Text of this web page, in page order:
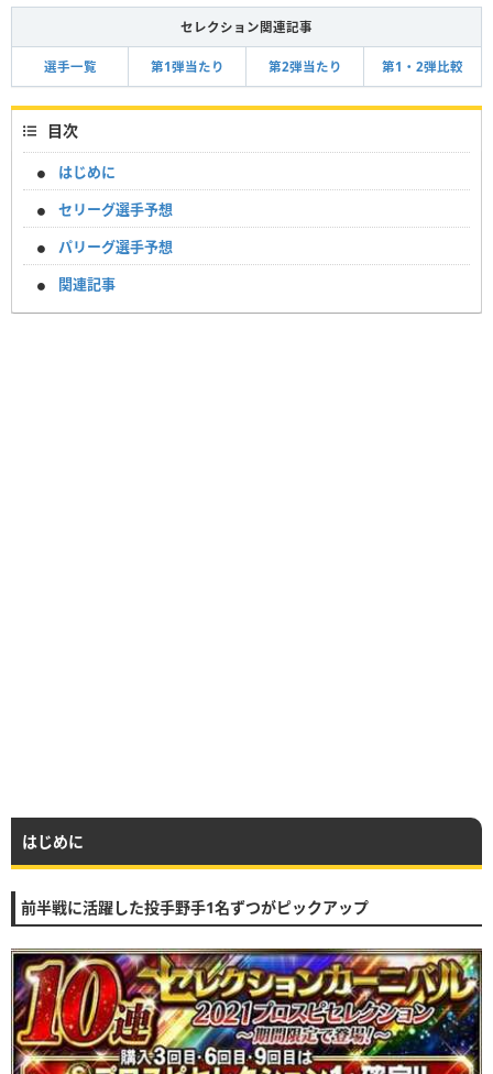
セレクション関連記事
選手一覧 第1弾当たり 第2弾当たり 第1・2弾比較
目次
はじめに
セリーグ選手予想
パリーグ選手予想
関連記事
はじめに
前半戦に活躍した投手野手1名ずつがピックアップ